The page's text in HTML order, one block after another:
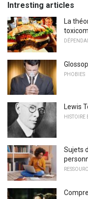
Intresting articles
La
PHOBIES
Lewis
HISTOIRE
Sujets